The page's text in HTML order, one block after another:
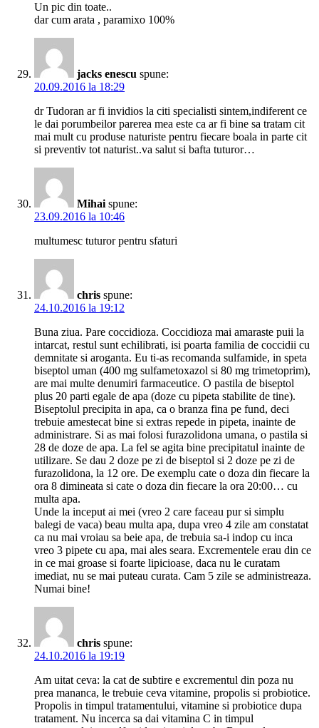
Un pic din toate..
dar cum arata , paramixo 100%
jacks enescu spune:
20.09.2016 la 18:29
dr Tudoran ar fi invidios la citi specialisti sintem,indiferent ce
le dai porumbeilor parerea mea este ca ar fi bine sa tratam cit
mai mult cu produse naturiste pentru fiecare boala in parte cit
si preventiv tot naturist..va salut si bafta tuturor…
Mihai spune:
23.09.2016 la 10:46
multumesc tuturor pentru sfaturi
chris spune:
24.10.2016 la 19:12
Buna ziua. Pare coccidioza. Coccidioza mai amaraste puii la
intarcat, restul sunt echilibrati, isi poarta familia de coccidii cu
demnitate si aroganta. Eu ti-as recomanda sulfamide, in speta
biseptol uman (400 mg sulfametoxazol si 80 mg trimetoprim),
are mai multe denumiri farmaceutice. O pastila de biseptol
plus 20 parti egale de apa (doze cu pipeta stabilite de tine).
Biseptolul precipita in apa, ca o branza fina pe fund, deci
trebuie amestecat bine si extras repede in pipeta, inainte de
administrare. Si as mai folosi furazolidona umana, o pastila si
28 de doze de apa. La fel se agita bine precipitatul inainte de
utilizare. Se dau 2 doze pe zi de biseptol si 2 doze pe zi de
furazolidona, la 12 ore. De exemplu cate o doza din fiecare la
ora 8 dimineata si cate o doza din fiecare la ora 20:00… cu
multa apa.
Unde la inceput ai mei (vreo 2 care faceau pur si simplu
balegi de vaca) beau multa apa, dupa vreo 4 zile am constatat
ca nu mai vroiau sa beie apa, de trebuia sa-i indop cu inca
vreo 3 pipete cu apa, mai ales seara. Excrementele erau din ce
in ce mai groase si foarte lipicioase, daca nu le curatam
imediat, nu se mai puteau curata. Cam 5 zile se administreaza.
Numai bine!
chris spune:
24.10.2016 la 19:19
Am uitat ceva: la cat de subtire e excrementul din poza nu
prea mananca, le trebuie ceva vitamine, propolis si probiotice.
Propolis in timpul tratamentului, vitamine si probiotice dupa
tratament. Nu incerca sa dai vitamina C in timpul